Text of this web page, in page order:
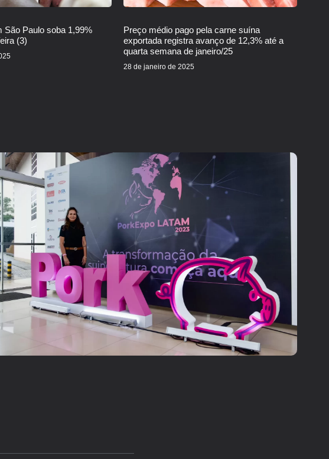
São Paulo soba 1,99%
(3)
Preço médio pago pela carne suína
exportada registra avanço de 12,3% até a
quarta semana de janeiro/25
28 de janeiro de 2025